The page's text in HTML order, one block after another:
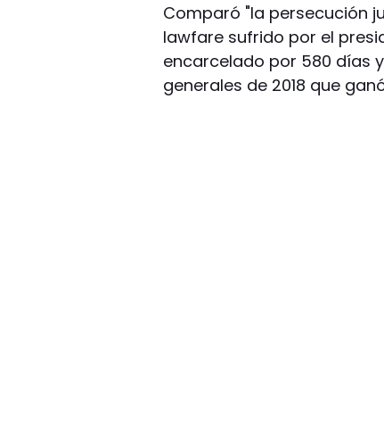
Comparó "la persecución
lawfare sufrido por el
encarcelado por 580 días
generales de 2018 que